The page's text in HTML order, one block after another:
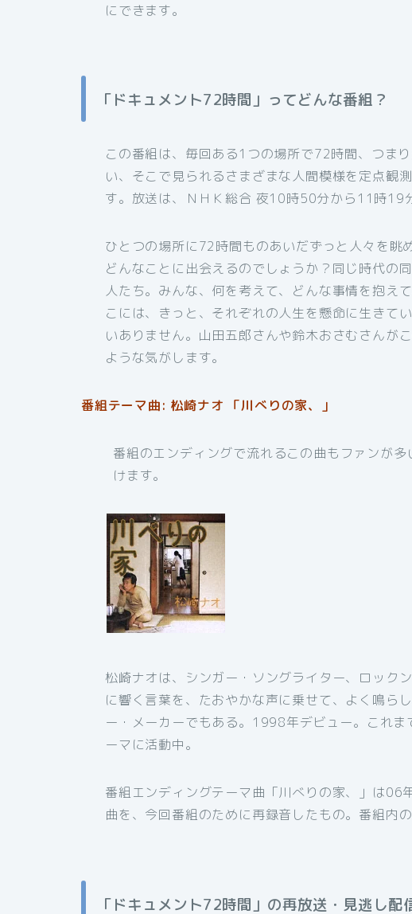
にできます。
「ドキュメント72時間」ってどんな番組？
この番組は、毎回ある1つの場所で72時間、つま
い、そこで見られるさまざまな人間模様を定点観
す。放送は、ＮＨＫ総合 夜10時50分から11時19
ひとつの場所に72時間ものあいだずっと人々を眺
どんなことに出会えるのでしょうか？同じ時代の
人たち。みんな、何を考えて、どんな事情を抱え
こには、きっと、それぞれの人生を懸命に生きて
いありません。山田五郎さんや鈴木おさむさんが
ような気がします。
番組テーマ曲: 松崎ナオ 「川べりの家、」
番組のエンディングで流れるこの曲もファンが
けます。
松崎ナオは、シンガー・ソングライター、ロック
に響く言葉を、たおやかな声に乗せて、よく鳴ら
ー・メーカーでもある。1998年デビュー。これ
ーマに活動中。
番組エンディングテーマ曲「川べりの家、」は
曲を、今回番組のために再録音したもの。番組内
「ドキュメント72時間」の再放送・見逃し配